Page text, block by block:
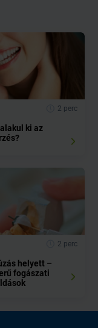
2 perc
ki az
2 perc
helyett –
fogászati